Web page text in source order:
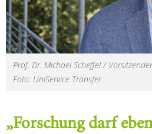
Prof. Dr. Michael Scheffel /
Foto: UniService Transfer
„Forschung darf